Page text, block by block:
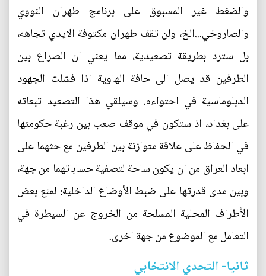
والضغط غير المسبوق على برنامج طهران النووي
والصاروخي...الخ، ولن تقف طهران مكتوفة الايدي تجاهه،
بل سترد بطريقة تصعيدية، مما يعني ان الصراع بين
الطرفين قد يصل الى حافة الهاوية اذا فشلت الجهود
الدبلوماسية في احتواءه. وسيلقي هذا التصعيد تبعاته
على بغداد، اذ ستكون في موقف صعب بين رغبة حكومتها
في الحفاظ على علاقة متوازنة بين الطرفين مع حثهما على
ابعاد العراق من ان يكون ساحة لتصفية حساباتهما من جهة،
وبين مدى قدرتها على ضبط الأوضاع الداخلية؛ لمنع بعض
الأطراف المحلية المسلحة من الخروج عن السيطرة في
التعامل مع الموضوع من جهة اخرى.
ثانيا- التحدي الانتخابي